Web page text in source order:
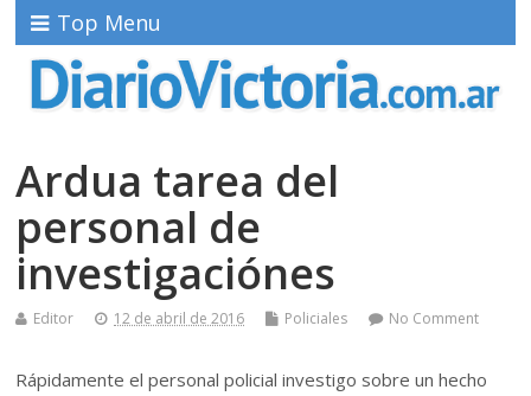
Top Menu
Ardua tarea del
personal de
investigaciónes
Editor 12 de abril de 2016 Policiales No Comment
Rápidamente el personal policial investigo sobre un hecho